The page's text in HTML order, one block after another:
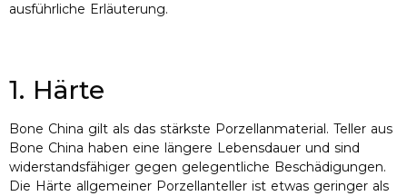
ausführliche Erläuterung.
1. Härte
Bone China gilt als das stärkste Porzellanmaterial. Teller aus
Bone China haben eine längere Lebensdauer und sind
widerstandsfähiger gegen gelegentliche Beschädigungen.
Die Härte allgemeiner Porzellanteller ist etwas geringer als